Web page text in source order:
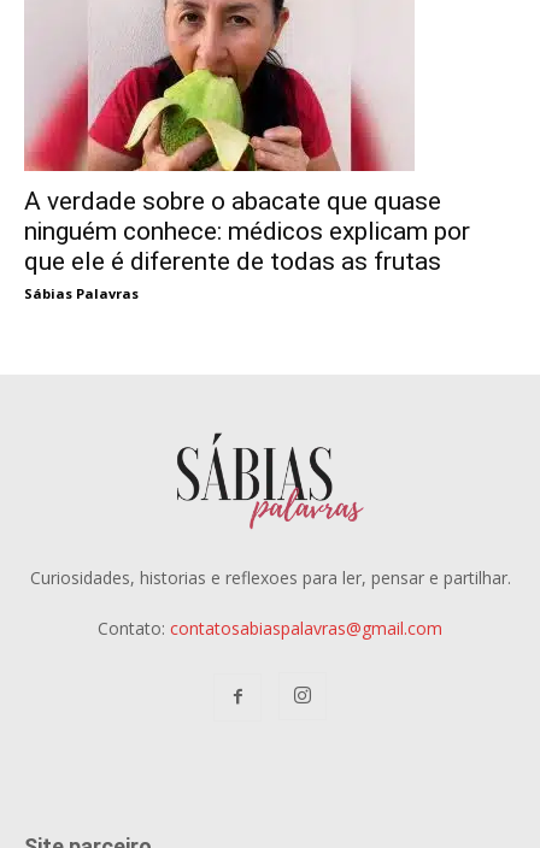
A verdade sobre o abacate que quase
ninguém conhece: médicos explicam por
que ele é diferente de todas as frutas
Sábias Palavras
Curiosidades, historias e reflexoes para ler, pensar e partilhar.
Contato: contatosabiaspalavras@gmail.com